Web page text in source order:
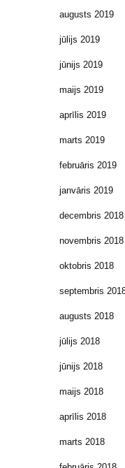
augusts 2019
jūlijs 2019
jūnijs 2019
maijs 2019
aprīlis 2019
marts 2019
februāris 2019
janvāris 2019
decembris 2018
novembris 2018
oktobris 2018
septembris
augusts 2018
jūlijs 2018
jūnijs 2018
maijs 2018
aprīlis 2018
marts 2018